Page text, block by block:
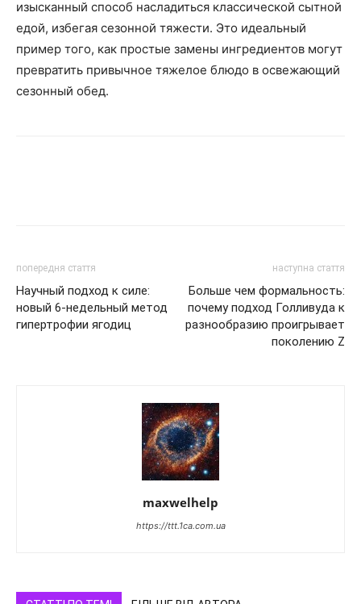
изысканный способ насладиться классической сытной
едой, избегая сезонной тяжести. Это идеальный
пример того, как простые замены ингредиентов могут
превратить привычное тяжелое блюдо в освежающий
сезонный обед.
попередня стаття
Научный подход к силе:
новый 6-недельный метод
гипертрофии ягодиц
наступна стаття
Больше чем формальность:
почему подход Голливуда к
разнообразию проигрывает
поколению Z
maxwelhelp
https://ttt.1ca.com.ua